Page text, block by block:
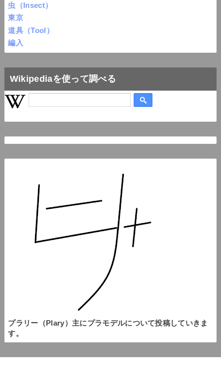
虫（Insect）
東京
道具（Tool）
編入
Wikipediaを使って調べる
プラリー（Plary）主にプラモデルについて投稿していきま
す。